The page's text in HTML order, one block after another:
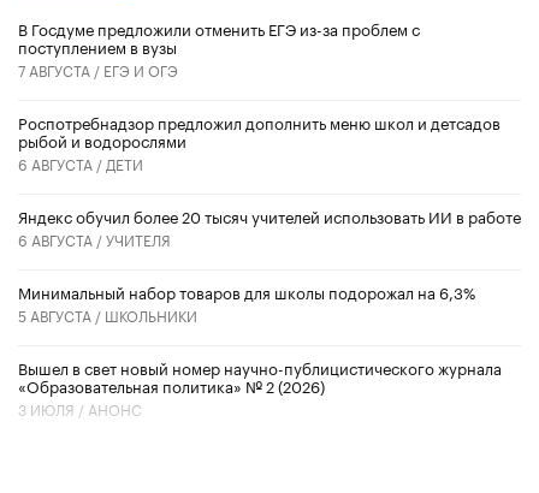
В Госдуме предложили отменить ЕГЭ из-за проблем с
поступлением в вузы
7 АВГУСТА / ЕГЭ И ОГЭ
Роспотребнадзор предложил дополнить меню школ и детсадов
рыбой и водорослями
6 АВГУСТА / ДЕТИ
​Яндекс обучил более 20 тысяч учителей использовать ИИ в работе
6 АВГУСТА /УЧИТЕЛЯ
Минимальный набор товаров для школы подорожал на 6,3%
5 АВГУСТА / ШКОЛЬНИКИ
Вышел в свет новый номер научно-публицистического журнала
«Образовательная политика» № 2 (2026)
3 ИЮЛЯ / АНОНС